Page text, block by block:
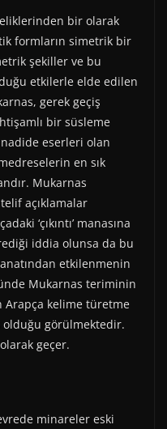
bir olarak
formların simetrik bir
şekiller ve bu
etkilerle elde edilen
gerek geçiş
bir süsleme
eserleri olan
en sık
Mukarnas
açıklamalar
‘çıkıntı’ manasına
iddia olunsa da bu
etkilenmenin
Mukarnas teriminin
Arapça kelime türetme
görülmektedir.
geçer.
minareler eski